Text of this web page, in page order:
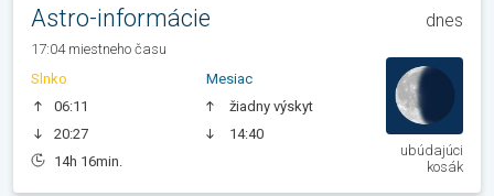
Astro-informácie dnes
17:04 miestneho času
Slnko
06:11
20:27
14h 16min.
Mesiac
žiadny výskyt
14:40
ubúdajúci
kosák